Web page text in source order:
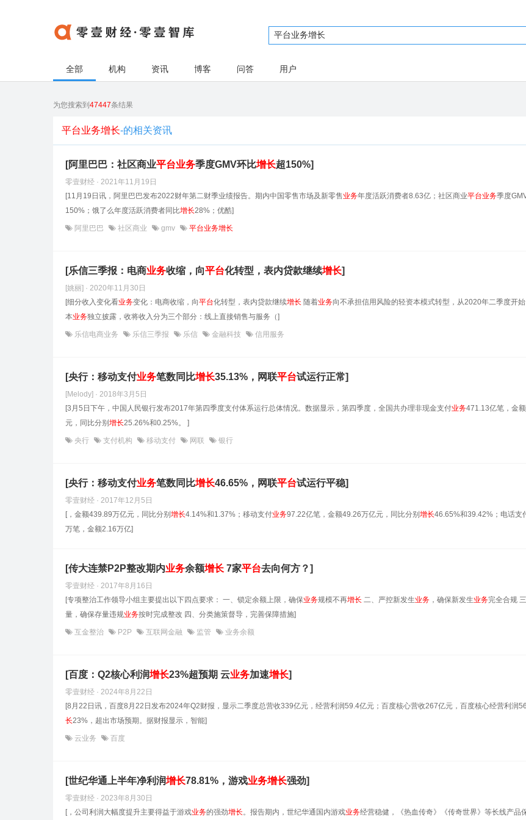
全部 机构 资讯 博客 问答 用户
为您搜索到 47447条结果
平台业务增长-的相关资讯
[阿里巴巴：社区商业平台业务季度GMV环比增长超150%]
零壹财经 · 2021年11月19日
[11月19日讯，阿里巴巴发布2022财年第二财季业绩报告。期内中国零售市场及新零售业务年度活跃消费者8.63亿；社区商业平台业务季度
150%；饿了么年度活跃消费者同比增长28%；优酷]
阿里巴巴 社区商业 gmv 平台业务增长
[乐信三季报：电商业务收缩，向平台化转型，表内贷款继续增长]
[姚丽] · 2020年11月30日
[细分收入变化看业务变化：电商收缩，向平台化转型，表内贷款继续增长 随着业务向不承担信用风险的轻资本模式转型，从2020年二季度开
本业务独立披露，收将收入分为三个部分：线上直接销售与服务（]
乐信电商业务 乐信三季报 乐信 金融科技 信用服务
[央行：移动支付业务笔数同比增长35.13%，网联平台试运行正常]
[Melody] · 2018年3月5日
[3月5日下午，中国人民银行发布2017年第四季度支付体系运行总体情况。数据显示，第四季度，全国共办理非现金支付业务471.13亿笔，金
元，同比分别 增长25.26%和0.25%。 ]
央行 支付机构 移动支付 网联 银行
[央行：移动支付业务笔数同比增长46.65%，网联平台试运行平稳]
零壹财经 · 2017年12月5日
[，金额439.89万亿元，同比分别 增长4.14%和1.37%；移动支付业务97.22亿笔，金额49.26万亿元，同比分别 增长46.65%和39.42%；电话支
万笔，金额2.16万亿]
[传大连禁P2P整改期内业务余额增长 7家平台去向何方？]
零壹财经 · 2017年8月16日
[专项整治工作领导小组主要提出以下四点要求： 一、锁定余额上限，确保业务规模不再增长 二、严控新发生业务 ，确保新发生业务完全合规
量，确保存量违规业务按时完成整改 四、分类施策督导，完善保障措施]
互金整治 P2P 互联网金融 监管 业务余额
[百度：Q2核心利润增长23%超预期 云业务加速增长]
零壹财经 · 2024年8月22日
[8月22日讯，百度8月22日发布2024年Q2财报，显示二季度总营收339亿元，经营利润59.4亿元；百度核心营收267亿元，百度核心经营利润
长23%，超出市场预期。据财报显示，智能]
云业务 百度
[世纪华通上半年净利润增长78.81%，游戏业务增长强劲]
零壹财经 · 2023年8月30日
[，公司利润大幅度提升主要得益于游戏业务的强劲增长。报告期内，世纪华通国内游戏业务经营稳健，《热血传奇》《传奇世界》等长线产品